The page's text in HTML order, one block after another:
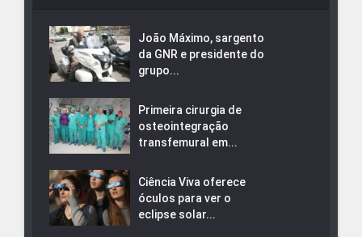
João Máximo, sargento
da GNR e presidente do
grupo...
Primeira cirurgia de
osteointegração
transfemural em...
Ciência Viva oferece
óculos para ver o
eclipse solar...